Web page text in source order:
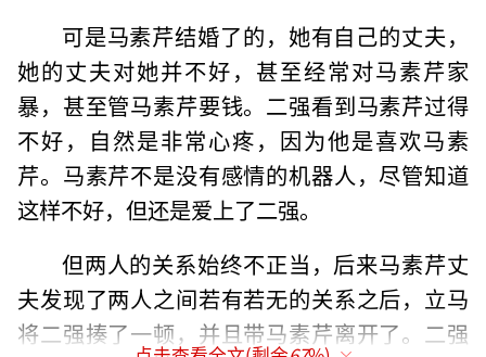
可是马素芹结婚了的，她有自己的丈夫，
她的丈夫对她并不好，甚至经常对马素芹家
暴，甚至管马素芹要钱。二强看到马素芹过得
不好，自然是非常心疼，因为他是喜欢马素
芹。马素芹不是没有感情的机器人，尽管知道
这样不好，但还是爱上了二强。
但两人的关系始终不正当，后来马素芹丈
夫发现了两人之间若有若无的关系之后，立马
将二强揍了一顿，并且带马素芹离开了。二强